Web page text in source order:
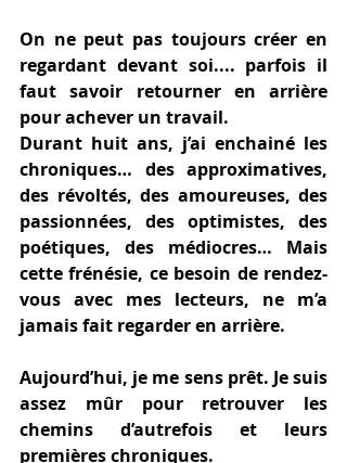
On ne peut pas toujours créer en
regardant devant soi.... parfois il
faut savoir retourner en arrière
pour achever un travail.
Durant huit ans, j’ai enchainé les
chroniques… des approximatives,
des révoltés, des amoureuses, des
passionnées, des optimistes, des
poétiques, des médiocres… Mais
cette frénésie, ce besoin de rendez-
vous avec mes lecteurs, ne m’a
jamais fait regarder en arrière.
Aujourd’hui, je me sens prêt. Je suis
assez mûr pour retrouver les
chemins d’autrefois et leurs
premières chroniques.